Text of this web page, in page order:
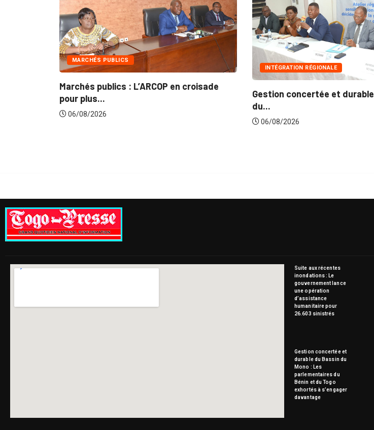
MARCHÉS PUBLICS
Marchés publics : L’ARCOP en croisade
pour plus...
06/08/2026
INTÉGRATION RÉGIONALE
Gestion concertée et durable du Bassin
06/08/2026
Suite aux récentes
inondations : Le
gouvernement lance
une opération
d’assistance
humanitaire pour
26.603 sinistrés
Gestion concertée et
durable du Bassin du
Mono : Les
parlementaires du
Bénin et du Togo
exhortés à s’engager
davantage